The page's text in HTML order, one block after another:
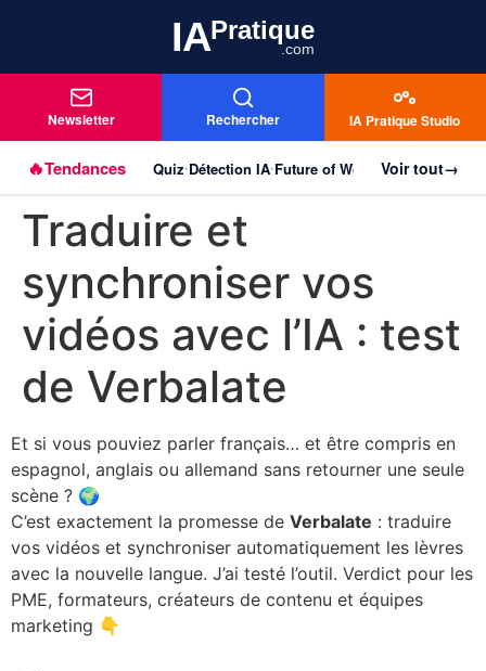
IAPratique
.com
Newsletter Rechercher IA Pratique Studio
🔥Tendances Quiz•Détection IA•Future of Work Agentique•
Voir tout→
Aller au
principal
Traduire et
synchroniser vos
vidéos avec l’IA : test
de Verbalate
Et si vous pouviez parler français… et être compris en
espagnol, anglais ou allemand sans retourner une seule
scène ? 🌍
C’est exactement la promesse de Verbalate : traduire
vos vidéos et synchroniser automatiquement les lèvres
avec la nouvelle langue. J’ai testé l’outil. Verdict pour les
PME, formateurs, créateurs de contenu et équipes
marketing 👇